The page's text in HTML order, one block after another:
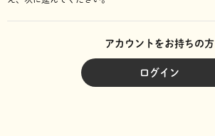
アカウントをお持ちの方
ログイン